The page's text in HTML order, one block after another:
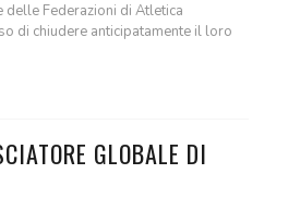
delle Federazioni di Atletica
di chiudere anticipatamente il loro
GLOBALE DI